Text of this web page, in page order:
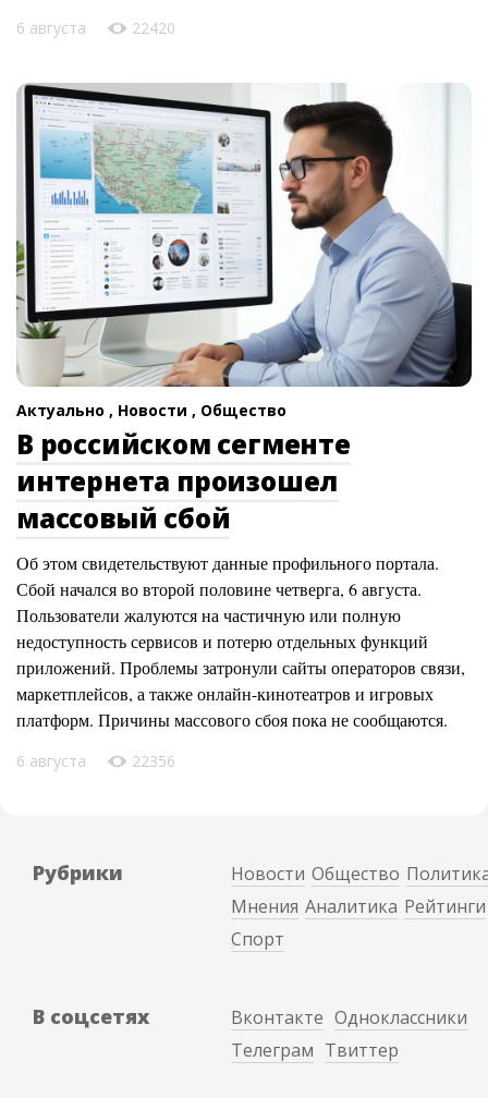
6 августа 22420
Актуально , Новости , Общество
В российском сегменте
интернета произошел
массовый сбой
Об этом свидетельствуют данные профильного портала.
Сбой начался во второй половине четверга, 6 августа.
Пользователи жалуются на частичную или полную
недоступность сервисов и потерю отдельных функций
приложений. Проблемы затронули сайты операторов связи,
маркетплейсов, а также онлайн-кинотеатров и игровых
платформ. Причины массового сбоя пока не сообщаются.
6 августа 22356
Рубрики Новости Общество
Мнения Аналитика Рейтинги
Спорт
В соцсетях Вконтакте Одноклассники
Телеграм Твиттер